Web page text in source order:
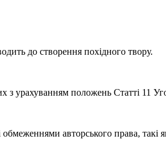
до створення похідного твору.
з урахуванням положень Статті 11
авторського права, такі